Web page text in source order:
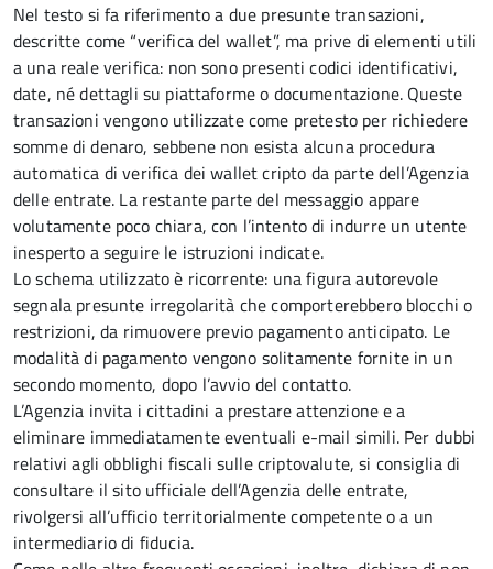
Nel testo si fa riferimento a due presunte transazioni,
descritte come “verifica del wallet”, ma prive di elementi utili
a una reale verifica: non sono presenti codici identificativi,
date, né dettagli su piattaforme o documentazione. Queste
transazioni vengono utilizzate come pretesto per richiedere
somme di denaro, sebbene non esista alcuna procedura
automatica di verifica dei wallet cripto da parte dell’Agenzia
delle entrate. La restante parte del messaggio appare
volutamente poco chiara, con l’intento di indurre un utente
inesperto a seguire le istruzioni indicate.
Lo schema utilizzato è ricorrente: una figura autorevole
segnala presunte irregolarità che comporterebbero blocchi o
restrizioni, da rimuovere previo pagamento anticipato. Le
modalità di pagamento vengono solitamente fornite in un
secondo momento, dopo l’avvio del contatto.
L’Agenzia invita i cittadini a prestare attenzione e a
eliminare immediatamente eventuali e-mail simili. Per dubbi
relativi agli obblighi fiscali sulle criptovalute, si consiglia di
consultare il sito ufficiale dell’Agenzia delle entrate,
rivolgersi all’ufficio territorialmente competente o a un
intermediario di fiducia.